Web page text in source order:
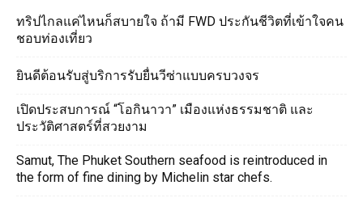
ทริปไกลแค่ไหนก็สบายใจ ถ้ามี FWD ประกันชีวิตที่เข้าใจคน
ชอบท่องเที่ยว
ยินดีต้อนรับสู่บริการรับยื่นวีซ่าแบบครบวงจร
เปิดประสบการณ์ “โอกินาวา” เมืองแห่งธรรมชาติ และ
ประวัติศาสตร์ที่สวยงาม
Samut, The Phuket Southern seafood is reintroduced in
the form of fine dining by Michelin star chefs.